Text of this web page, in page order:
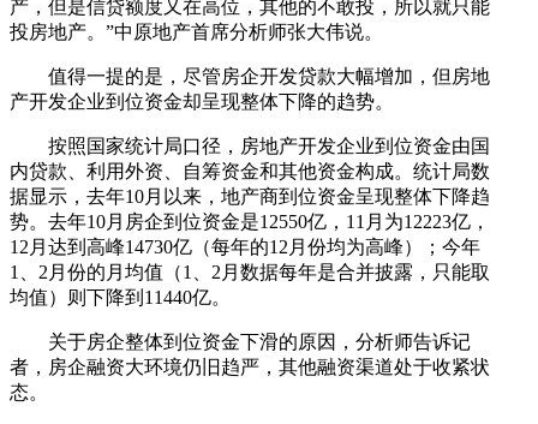
产，但是信贷额度又在高位，其他的不敢投，所以就只能
投房地产。”中原地产首席分析师张大伟说。
值得一提的是，尽管房企开发贷款大幅增加，但房地
产开发企业到位资金却呈现整体下降的趋势。
按照国家统计局口径，房地产开发企业到位资金由国
内贷款、利用外资、自筹资金和其他资金构成。统计局数
据显示，去年10月以来，地产商到位资金呈现整体下降趋
势。去年10月房企到位资金是12550亿，11月为12223亿，
12月达到高峰14730亿（每年的12月份均为高峰）；今年
1、2月份的月均值（1、2月数据每年是合并披露，只能取
均值）则下降到11440亿。
关于房企整体到位资金下滑的原因，分析师告诉记
者，房企融资大环境仍旧趋严，其他融资渠道处于收紧状
态。